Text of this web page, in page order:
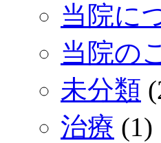
当院に
当院の
未分類
治療 (1)